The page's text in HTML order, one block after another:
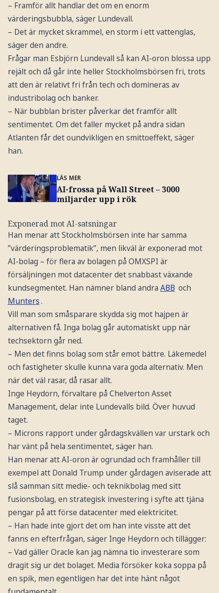
– Framför allt handlar det om en enorm
värderingsbubbla, säger Lundevall.
– Det är mycket skrammel, en storm i ett vattenglas,
säger den andre.
Frågar man Esbjörn Lundevall så kan AI-oron blossa upp
rejält och då går inte heller Stockholmsbörsen fri, trots
att den är relativt fri från tech och domineras av
industribolag och banker.
– När bubblan brister påverkar det framför allt
sentimentet. Om det faller mycket på andra sidan
Atlanten får det oundvikligen en smittoeffekt, säger
han.
LÄS MER
AI-frossa på Wall Street – 3000
miljarder upp i rök
Exponerad mot AI-satsningar
Han menar att Stockholmsbörsen inte har samma
”värderingsproblematik”, men likväl är exponerad mot
AI-bolag – för flera av bolagen på OMXSPI är
försäljningen mot datacenter det snabbast växande
kundsegmentet. Han nämner bland andra ABB och
Munters .
Vill man som småsparare skydda sig mot hajpen är
alternativen få. Inga bolag går automatiskt upp när
techsektorn går ned.
– Men det finns bolag som står emot bättre. Läkemedel
och fastigheter skulle kunna vara goda alternativ. Men
när det väl rasar, då rasar allt.
Inge Heydorn, förvaltare på Chelverton Asset
Management, delar inte Lundevalls bild. Över huvud
taget.
– Microns rapport under gårdagskvällen var urstark och
har vänt på hela sentimentet, säger han.
Han menar att AI-oron är ogrundad och framhåller till
exempel att Donald Trump under gårdagen aviserade att
slå samman sitt medie- och teknikbolag med sitt
fusionsbolag, en strategisk investering i syfte att tjäna
pengar på att förse datacenter med elektricitet.
– Han hade inte gjort det om han inte visste att det
fanns en efterfrågan, säger Inge Heydorn och tillägger:
– Vad gäller Oracle kan jag nämna tio investerare som
dragit sig ur det bolaget. Media försöker koka soppa på
en spik, men egentligen har det inte hänt något